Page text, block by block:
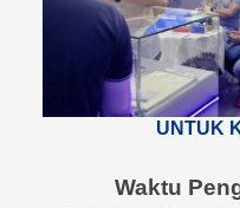
UNTUK
Waktu